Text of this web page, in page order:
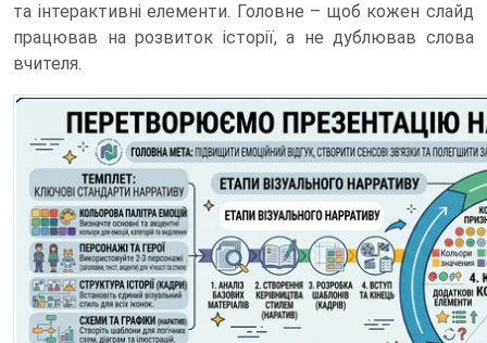
та інтерактивні елементи. Головне – щоб кожен слайд
працював на розвиток історії, а не дублював слова
вчителя.